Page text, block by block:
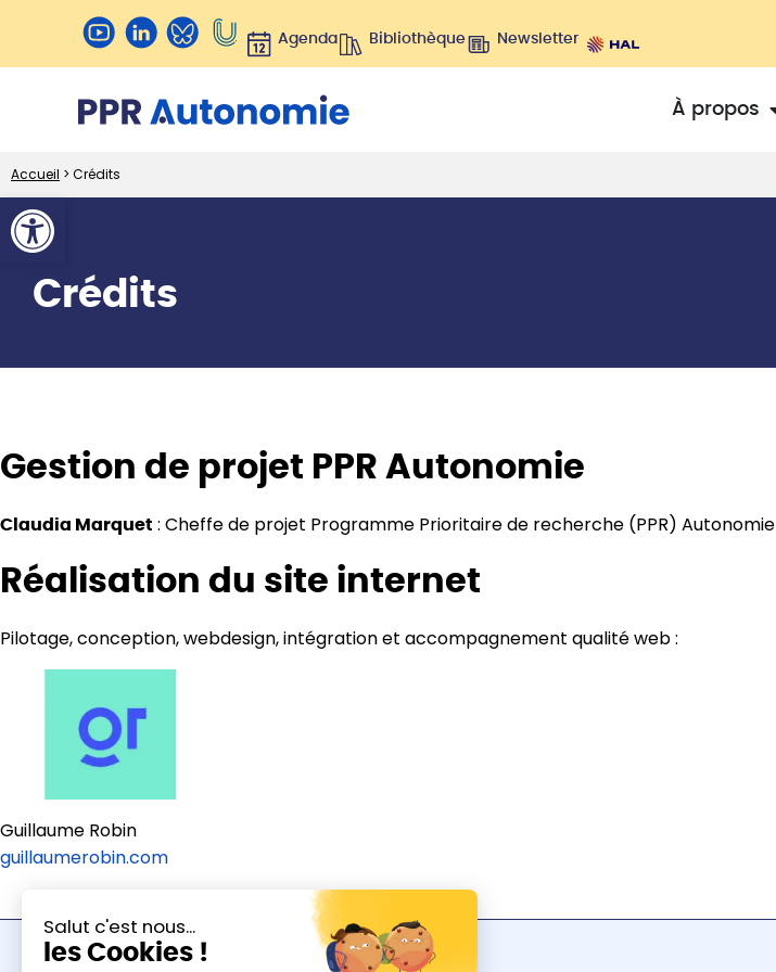
Ouvrir la barre d’outils
Agenda Bibliothèque Newsletter
À propos
Accueil > Crédits
Crédits
Gestion de projet PPR Autonomie
Claudia Marquet : Cheffe de projet Programme Prioritaire de recherche (PPR) Autonomie
Réalisation du site internet
Pilotage, conception, webdesign, intégration et accompagnement qualité web :
Guillaume Robin
guillaumerobin.com